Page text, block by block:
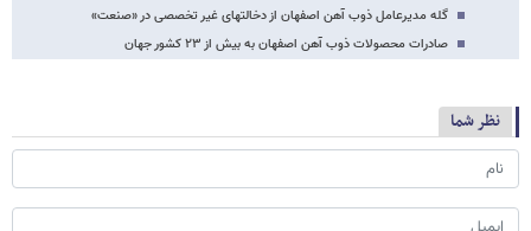
گله مدیرعامل ذوب آهن اصفهان از دخالتهای غیر تخصصی در «صنعت»
صادرات محصولات ذوب آهن اصفهان به بیش از ۲۳ کشور جهان
نظر شما